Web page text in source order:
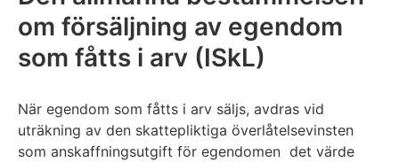
om försäljning av egendom
som fåtts i arv (ISkL)
När egendom som fåtts i arv säljs, avdras vid
uträkning av den skattepliktiga överlåtelsevinsten
som anskaffningsutgift för egendomen det värde